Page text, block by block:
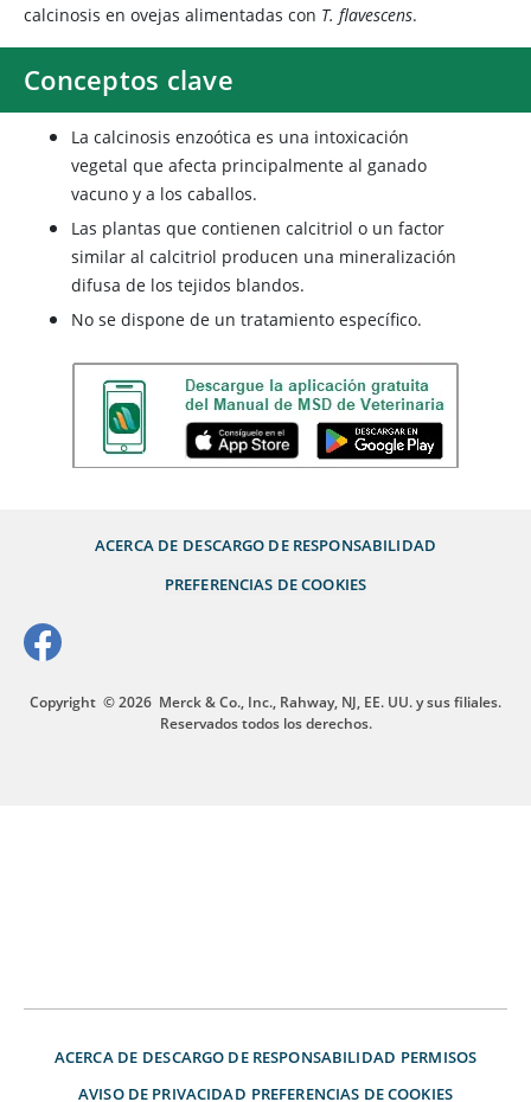
calcinosis en ovejas alimentadas con T. flavescens.
Conceptos clave
La calcinosis enzoótica es una intoxicación
vegetal que afecta principalmente al ganado
vacuno y a los caballos.
Las plantas que contienen calcitriol o un factor
similar al calcitriol producen una mineralización
difusa de los tejidos blandos.
No se dispone de un tratamiento específico.
ACERCA DE DESCARGO DE RESPONSABILIDAD
PREFERENCIAS DE COOKIES
Copyright © 2026 Merck & Co., Inc., Rahway, NJ, EE. UU. y sus filiales.
Reservados todos los derechos.
ACERCA DE DESCARGO DE RESPONSABILIDAD PERMISOS
AVISO DE PRIVACIDAD PREFERENCIAS DE COOKIES